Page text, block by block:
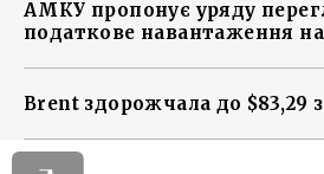
АМКУ пропонує уряду
податкове навантаження
Brent здорожчала до $83,29